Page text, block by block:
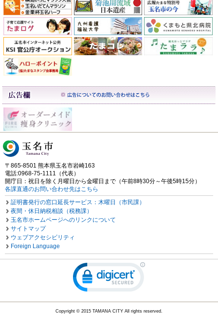
〒865-8501 熊本県玉名市岩崎163
電話:0968-75-1111（代表）
開庁日：祝日を除く月曜日から金曜日まで（午前8時30分～午後5時15分）
各課直通のお問い合わせ先はこちら
証明書発行の窓口延長サービス：木曜日（市民課）
夜間・休日納税相談（税務課）
玉名市ホームページへのリンクについて
サイトマップ
ウェブアクセシビリティ
Foreign Language
Copyright © 2015 TAMANA CITY All rights reserved.